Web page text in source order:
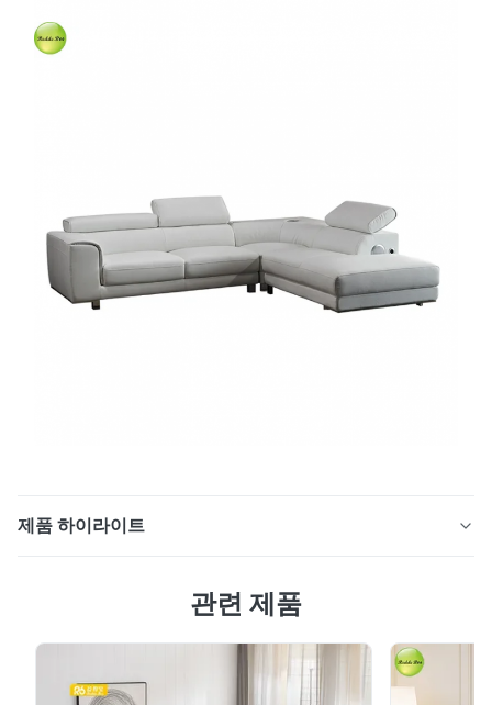
제품 하이라이트
소파는 고품질의 질감을 가지고 있습니다.표면에는 자연스
을 방출 fabric 소파에 비해 더 큰 화려함을 냅니다. 어두운
갈색, 크림 화이트, 어두운 녹색과 같은 클래식 색상 옵션은
관련 제품